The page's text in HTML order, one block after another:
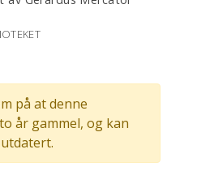
på at denne
år gammel, og kan